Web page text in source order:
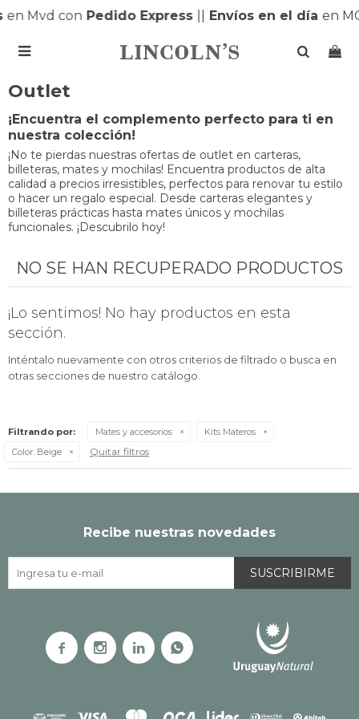
en Mvd conPedido Express Envíos en el día en

Outlet
¡Encuentra el complemento perfecto para ti en
nuestra colección!
¡No te pierdas nuestras ofertas de outlet en carteras,
billeteras, mates y mochilas! Encuentra productos de alta
calidad a precios irresistibles, perfectos para renovar tu estilo
o hacer un regalo especial. Desde carteras elegantes y
billeteras prácticas hasta mates únicos y mochilas
funcionales. ¡Descubrilo hoy!
NO SE HAN RECUPERADO PRODUCTOS
¡Lo sentimos! No hay productos en esta
sección.
Inténtalo nuevamente con otros criterios de filtrado o busca en
otras secciones de nuestro catálogo.
Filtrando por: Mates y accesorios
Kits Materos
Color: Beige Quitar filtros
Recibe nuestras novedades
SUSCRIBIRME
   